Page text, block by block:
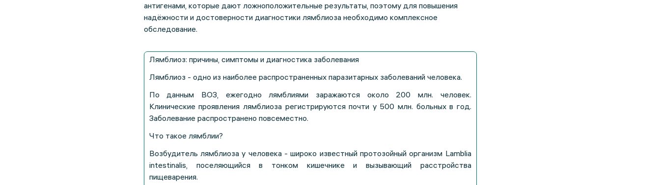
антигенами, которые дают ложноположительные результаты, поэтому для повышения
надёжности и достоверности диагностики лямблиоза необходимо комплексное
обследование.
Лямблиоз: причины, симптомы и диагностика заболевания
Лямблиоз - одно из наиболее распространенных паразитарных заболеваний человека.
По данным ВОЗ, ежегодно лямблиями заражаются около 200 млн. человек.
Клинические проявления лямблиоза регистрируются почти у 500 млн. больных в год.
Заболевание распространено повсеместно.
Что такое лямблии?
Возбудитель лямблиоза у человека - широко известный протозойный организм Lamblia
intestinalis, поселяющийся в тонком кишечнике и вызывающий расстройства
пищеварения.